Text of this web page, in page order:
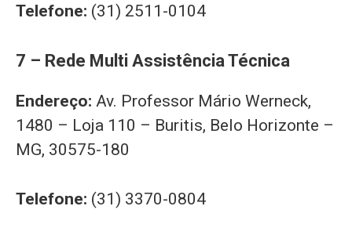
Telefone: (31) 2511-0104
7 – Rede Multi Assistência Técnica
Endereço: Av. Professor Mário Werneck,
1480 – Loja 110 – Buritis, Belo Horizonte –
MG, 30575-180
Telefone: (31) 3370-0804